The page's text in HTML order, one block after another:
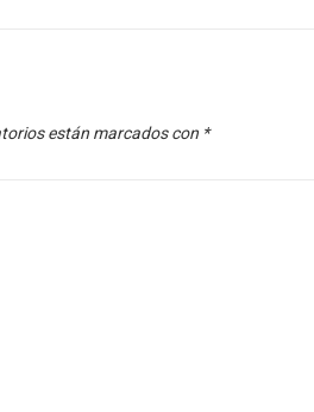
están marcados con *